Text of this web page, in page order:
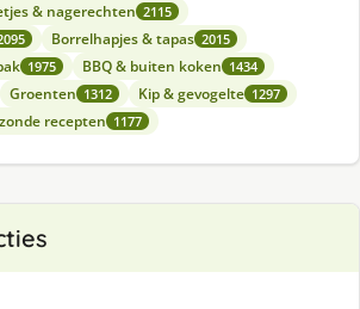
& nagerechten 2115
Borrelhapjes & tapas 2015
1975 BBQ & buiten koken 1434
Groenten 1312 Kip & gevogelte 1297
recepten 1177